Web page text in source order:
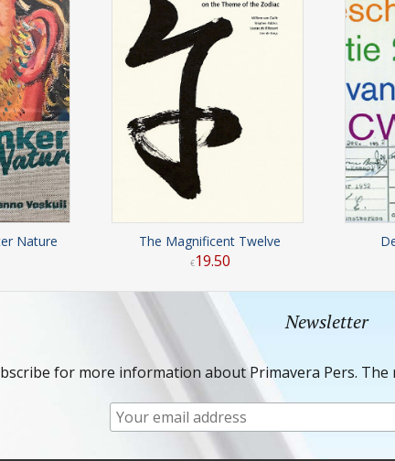
Nature The Magnificent Twelve
€19.50
Newsletter
for more information about Primavera Pers.